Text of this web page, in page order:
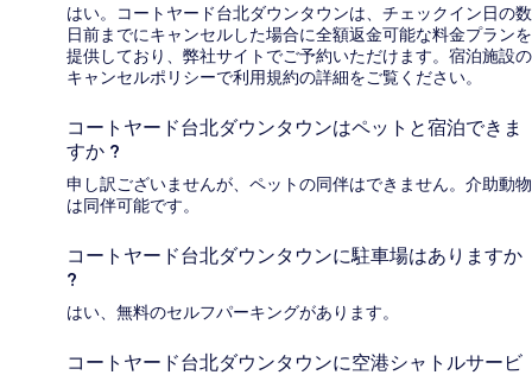
はい。コートヤード台北ダウンタウンは、チェックイン日の数
日前までにキャンセルした場合に全額返金可能な料金プランを
提供しており、弊社サイトでご予約いただけます。宿泊施設の
キャンセルポリシーで利用規約の詳細をご覧ください。
コートヤード台北ダウンタウンはペットと宿泊できま
すか ?
申し訳ございませんが、ペットの同伴はできません。介助動物
は同伴可能です。
コートヤード台北ダウンタウンに駐車場はありますか
?
はい、無料のセルフパーキングがあります。
コートヤード台北ダウンタウンに空港シャトルサービ